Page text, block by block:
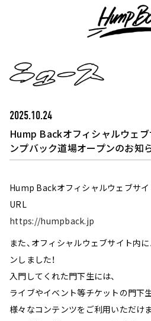
2025.10.24
Hump Backオフィシャルウェ
ンプバック道場オープンのお知
Hump Backオフィシャルウェブサイ
URL
https://humpback.jp
また、オフィシャルウェブサイト内
ンしました！
入門してくれた門下生には、
ライブやイベント等チケットの門下
様々なコンテンツをご利用いただけま